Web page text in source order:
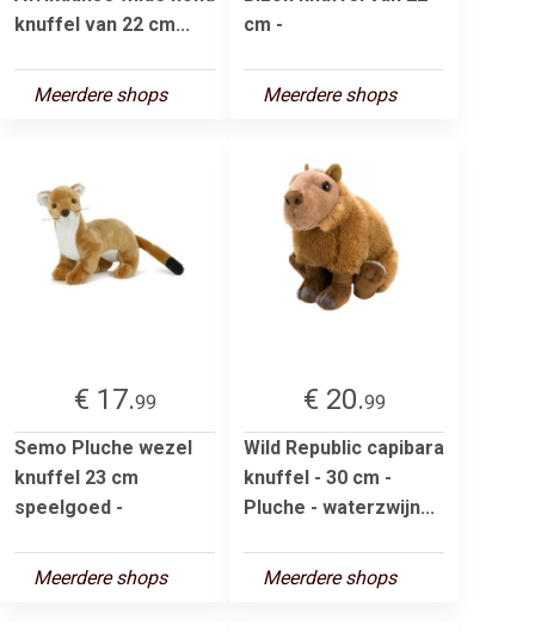
knuffel van 22 cm...
Meerdere shops
cm -
Meerdere shops
€ 17.99
Semo Pluche wezel
knuffel 23 cm
speelgoed -
Meerdere shops
€ 20.99
Wild Republic capibara
knuffel - 30 cm -
Pluche - waterzwijn...
Meerdere shops